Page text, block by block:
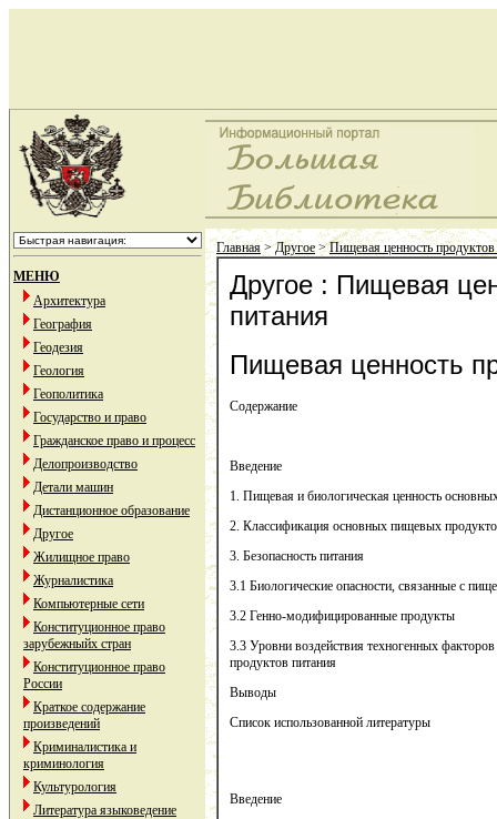
МЕНЮ
Архитектура
География
Геодезия
Геология
Геополитика
Государство и право
Гражданское право и процесс
Делопроизводство
Детали машин
Дистанционное образование
Другое
Жилищное право
Журналистика
Компьютерные сети
Конституционное право
зарубежныйх стран
Конституционное право
России
Краткое содержание
произведений
Криминалистика и
криминология
Культурология
Литература языковедение
Главная>Другое>Пищевая ценность продуктов
Другое : Пищевая
питания
Пищевая ценность
Содержание
Введение
1. Пищевая и биологическая ценность
2. Классификация основных пищевых
3. Безопасность питания
3.1 Биологические опасности, связанные с
3.2 Генно-модифицированные продукты
3.3 Уровни воздействия техногенных
продуктов питания
Выводы
Список использованной литературы
Введение